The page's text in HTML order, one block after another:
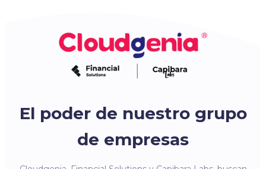
El poder de nuestro grupo
de empresas